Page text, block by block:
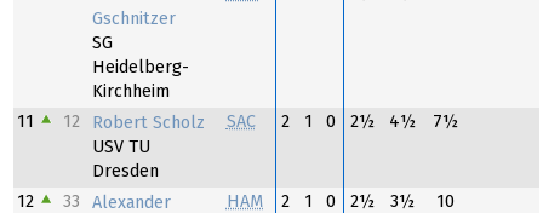
Gschnitzer
SG
Heidelberg-
Kirchheim
11 12
Robert Scholz
USV TU
Dresden
SAC 2 1 0 2½ 4½ 7½
12 33
Alexander
HAM 2 1 0 2½ 3½ 10